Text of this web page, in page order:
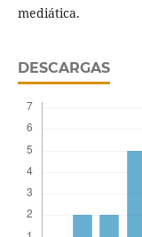
mediática.
DESCARGAS